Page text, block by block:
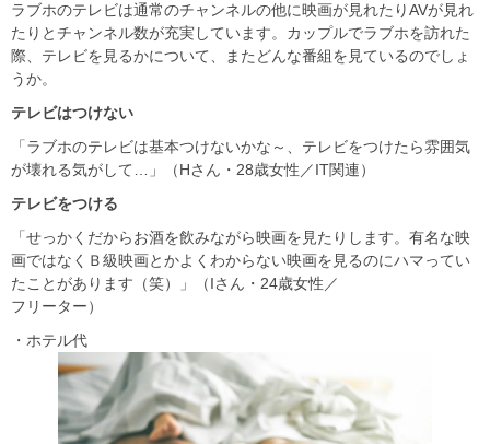
ラブホのテレビは通常のチャンネルの他に映画が見れたりAVが見れ
たりとチャンネル数が充実しています。カップルでラブホを訪れた
際、テレビを見るかについて、またどんな番組を見ているのでしょ
うか。
テレビはつけない
「ラブホのテレビは基本つけないかな～、テレビをつけたら雰囲気
が壊れる気がして…」（Hさん・28歳女性／IT関連）
テレビをつける
「せっかくだからお酒を飲みながら映画を見たりします。有名な映
画ではなくＢ級映画とかよくわからない映画を見るのにハマってい
たことがあります（笑）」（Iさん・24歳女性／
フリーター）
・ホテル代